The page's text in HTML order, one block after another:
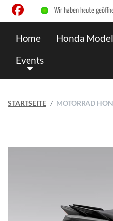
Wir haben heute
Home Honda
Events
STARTSEITE MOTORRAD